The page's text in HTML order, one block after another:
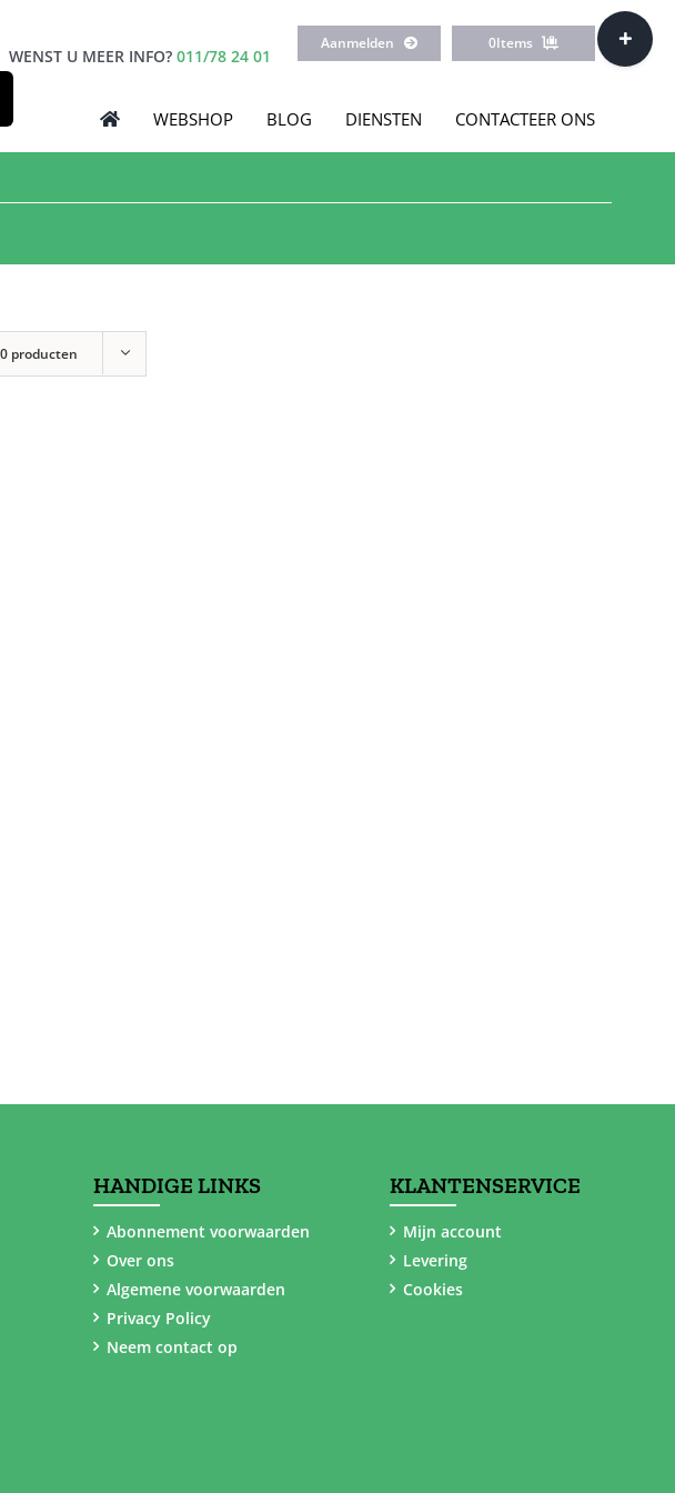
WENST U MEER INFO? 011/78 24 01
Aanmelden 0Items
WEBSHOP BLOG DIENSTEN CONTACTEER ONS
producten
HANDIGE LINKS
Abonnement voorwaarden
Over ons
Algemene voorwaarden
Privacy Policy
Neem contact op
KLANTENSERVICE
Mijn account
Levering
Cookies
Toggle
Sliding